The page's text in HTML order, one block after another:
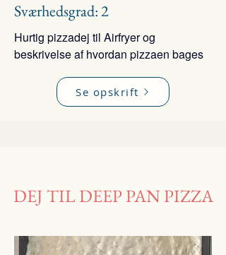
Sværhedsgrad: 2
Hurtig pizzadej til Airfryer og
beskrivelse af hvordan pizzaen bages
Se opskrift
DEJ TIL DEEP PAN PIZZA